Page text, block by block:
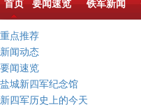
首页 要闻速览 铁军新闻
重点推荐
新闻动态
要闻速览
盐城新四军纪念馆
新四军历史上的今天